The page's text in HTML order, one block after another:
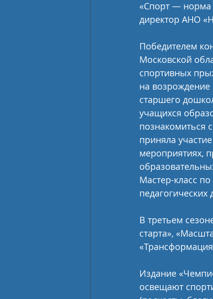
«Спорт — норма
директор АНО
Победителем
Московской
спортивных
на возрождение
старшего
учащихся
познакомиться
приняла
мероприятиях,
Мастер-класс
В третьем
старта»,
Издание
освещают